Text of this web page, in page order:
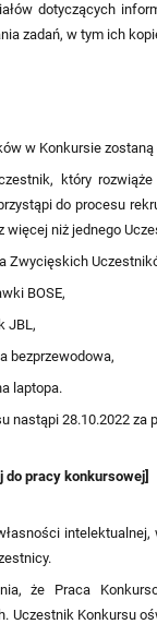
dotyczących
zadań, w tym ich
w Konkursie
który
do procesu
więcej niż jednego
Zwycięskich
BOSE,
JBL,
bezprzewodowa,
laptopa.
nastąpi 28.10.2022 za
do pracy konkursowej]
że Praca
Uczestnik Konkursu